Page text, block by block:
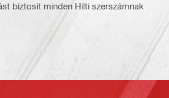
biztosít minden Hilti szerszámnak